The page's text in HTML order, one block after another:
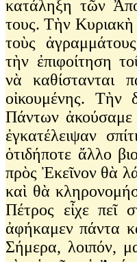
κατάληξη τῶν
τους. Τὴν Κυριακὴ
τοὺς
τὴν ἐπιφοίτηση
νὰ καθίστανται
οἰκουμένης.
Πάντων ἀκούσαμε
ἐγκατέλειψαν
ὁτιδήποτε ἄλλο
πρὸς Ἐκεῖνον θὰ
καὶ θὰ
Πέτρος εἶχε πεῖ
ἀφήκαμεν πάντα
Σήμερα, λοιπόν,